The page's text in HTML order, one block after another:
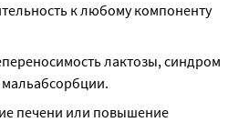
к любому компоненту
лактозы, синдром
печени или повышение